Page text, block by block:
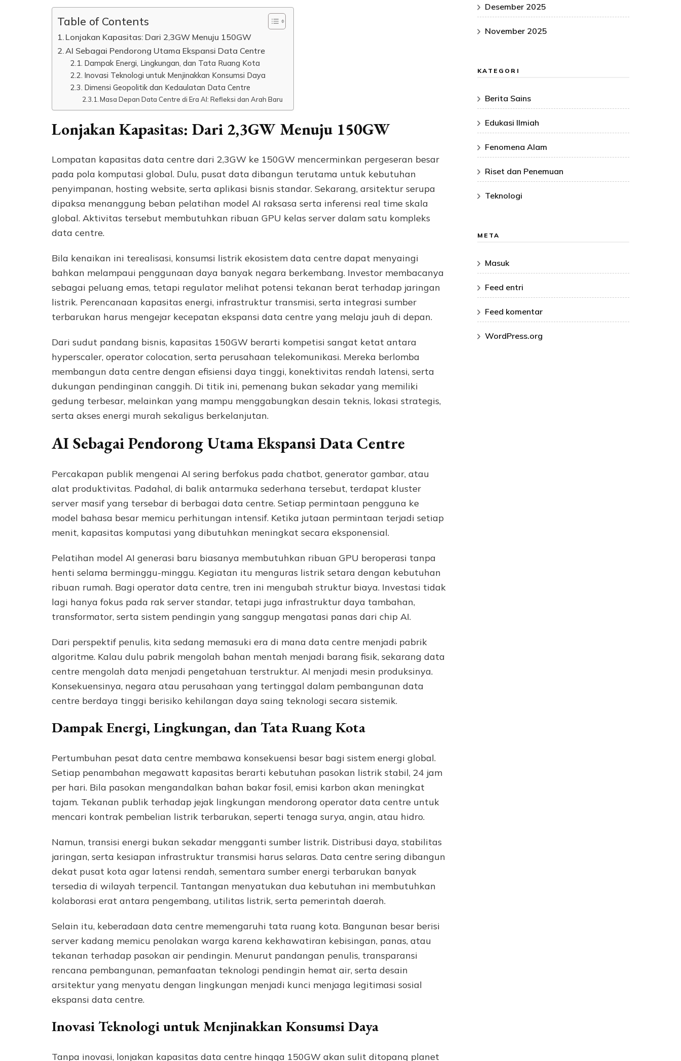
Table of Contents
Lonjakan Kapasitas: Dari 2,3GW Menuju 150GW
AI Sebagai Pendorong Utama Ekspansi Data Centre
Dampak Energi, Lingkungan, dan Tata Ruang Kota
Inovasi Teknologi untuk Menjinakkan Konsumsi Daya
Dimensi Geopolitik dan Kedaulatan Data Centre
Masa Depan Data Centre di Era AI: Refleksi dan Arah Baru
Lonjakan Kapasitas: Dari 2,3GW Menuju 150GW
Lompatan kapasitas data centre dari 2,3GW ke 150GW mencerminkan pergeseran besar
pada pola komputasi global. Dulu, pusat data dibangun terutama untuk kebutuhan
penyimpanan, hosting website, serta aplikasi bisnis standar. Sekarang, arsitektur serupa
dipaksa menanggung beban pelatihan model AI raksasa serta inferensi real time skala
global. Aktivitas tersebut membutuhkan ribuan GPU kelas server dalam satu kompleks
data centre.
Bila kenaikan ini terealisasi, konsumsi listrik ekosistem data centre dapat menyaingi
bahkan melampaui penggunaan daya banyak negara berkembang. Investor membacanya
sebagai peluang emas, tetapi regulator melihat potensi tekanan berat terhadap jaringan
listrik. Perencanaan kapasitas energi, infrastruktur transmisi, serta integrasi sumber
terbarukan harus mengejar kecepatan ekspansi data centre yang melaju jauh di depan.
Dari sudut pandang bisnis, kapasitas 150GW berarti kompetisi sangat ketat antara
hyperscaler, operator colocation, serta perusahaan telekomunikasi. Mereka berlomba
membangun data centre dengan efisiensi daya tinggi, konektivitas rendah latensi, serta
dukungan pendinginan canggih. Di titik ini, pemenang bukan sekadar yang memiliki
gedung terbesar, melainkan yang mampu menggabungkan desain teknis, lokasi strategis,
serta akses energi murah sekaligus berkelanjutan.
AI Sebagai Pendorong Utama Ekspansi Data Centre
Percakapan publik mengenai AI sering berfokus pada chatbot, generator gambar, atau
alat produktivitas. Padahal, di balik antarmuka sederhana tersebut, terdapat kluster
server masif yang tersebar di berbagai data centre. Setiap permintaan pengguna ke
model bahasa besar memicu perhitungan intensif. Ketika jutaan permintaan terjadi setiap
menit, kapasitas komputasi yang dibutuhkan meningkat secara eksponensial.
Pelatihan model AI generasi baru biasanya membutuhkan ribuan GPU beroperasi tanpa
henti selama berminggu-minggu. Kegiatan itu menguras listrik setara dengan kebutuhan
ribuan rumah. Bagi operator data centre, tren ini mengubah struktur biaya. Investasi tidak
lagi hanya fokus pada rak server standar, tetapi juga infrastruktur daya tambahan,
transformator, serta sistem pendingin yang sanggup mengatasi panas dari chip AI.
Dari perspektif penulis, kita sedang memasuki era di mana data centre menjadi pabrik
algoritme. Kalau dulu pabrik mengolah bahan mentah menjadi barang fisik, sekarang data
centre mengolah data menjadi pengetahuan terstruktur. AI menjadi mesin produksinya.
Konsekuensinya, negara atau perusahaan yang tertinggal dalam pembangunan data
centre berdaya tinggi berisiko kehilangan daya saing teknologi secara sistemik.
Dampak Energi, Lingkungan, dan Tata Ruang Kota
Pertumbuhan pesat data centre membawa konsekuensi besar bagi sistem energi global.
Setiap penambahan megawatt kapasitas berarti kebutuhan pasokan listrik stabil, 24 jam
per hari. Bila pasokan mengandalkan bahan bakar fosil, emisi karbon akan meningkat
tajam. Tekanan publik terhadap jejak lingkungan mendorong operator data centre untuk
mencari kontrak pembelian listrik terbarukan, seperti tenaga surya, angin, atau hidro.
Namun, transisi energi bukan sekadar mengganti sumber listrik. Distribusi daya, stabilitas
jaringan, serta kesiapan infrastruktur transmisi harus selaras. Data centre sering dibangun
dekat pusat kota agar latensi rendah, sementara sumber energi terbarukan banyak
tersedia di wilayah terpencil. Tantangan menyatukan dua kebutuhan ini membutuhkan
kolaborasi erat antara pengembang, utilitas listrik, serta pemerintah daerah.
Selain itu, keberadaan data centre memengaruhi tata ruang kota. Bangunan besar berisi
server kadang memicu penolakan warga karena kekhawatiran kebisingan, panas, atau
tekanan terhadap pasokan air pendingin. Menurut pandangan penulis, transparansi
rencana pembangunan, pemanfaatan teknologi pendingin hemat air, serta desain
arsitektur yang menyatu dengan lingkungan menjadi kunci menjaga legitimasi sosial
ekspansi data centre.
Inovasi Teknologi untuk Menjinakkan Konsumsi Daya
Tanpa inovasi, lonjakan kapasitas data centre hingga 150GW akan sulit ditopang planet
Desember 2025
November 2025
KATEGORI
Berita Sains
Edukasi Ilmiah
Fenomena Alam
Riset dan Penemuan
Teknologi
META
Masuk
Feed entri
Feed komentar
WordPress.org